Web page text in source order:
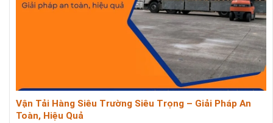
Vận Tải Hàng Siêu Trường Siêu Trọng – Giải Pháp An
Toàn, Hiệu Quả